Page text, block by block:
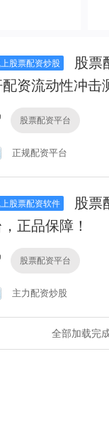
股票配资炒股
股票
资流动性冲击
股票配资平台
正规配资平台
股票配资软件
股票
正品保障！
股票配资平台
主力配资炒股
全部加载完